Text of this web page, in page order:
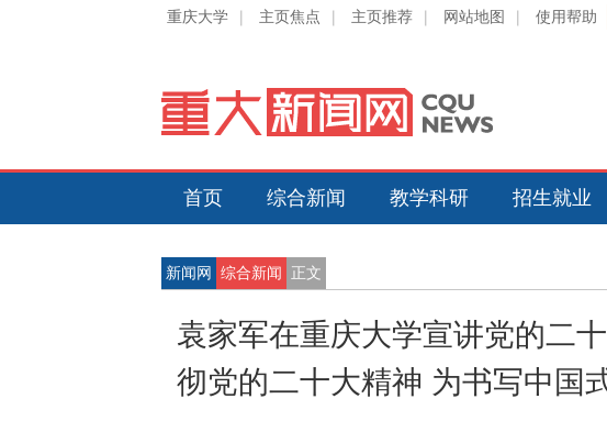
重庆大学 | 主页焦点 | 主页推荐 | 网站地图 | 使用帮助
首页 综合新闻 教学科研 招生就业
新闻网 综合新闻 正文
袁家军在重庆大学宣讲党的二
彻党的二十大精神 为书写中国